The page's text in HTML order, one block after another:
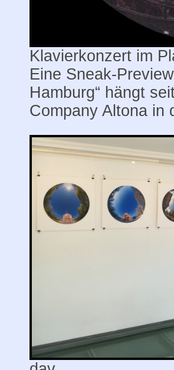
Klavierkonzert im
Eine Sneak-
Hamburg“ hängt
Company Altona in